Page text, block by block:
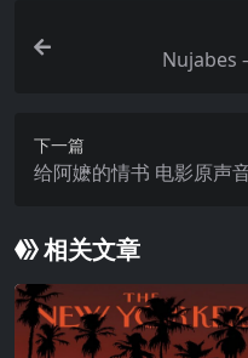
Nujabes
下一篇
给阿嬷的情书 电影原声音乐 Hi-Res FLAC
相关文章